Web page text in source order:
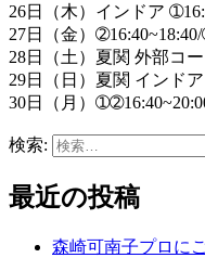
26日（木）インドア
27日（金）
28日（土）夏関 外部コー
29日（日）夏関 インド
30日（月）
検索:
最近の投稿
森崎可南子プロに